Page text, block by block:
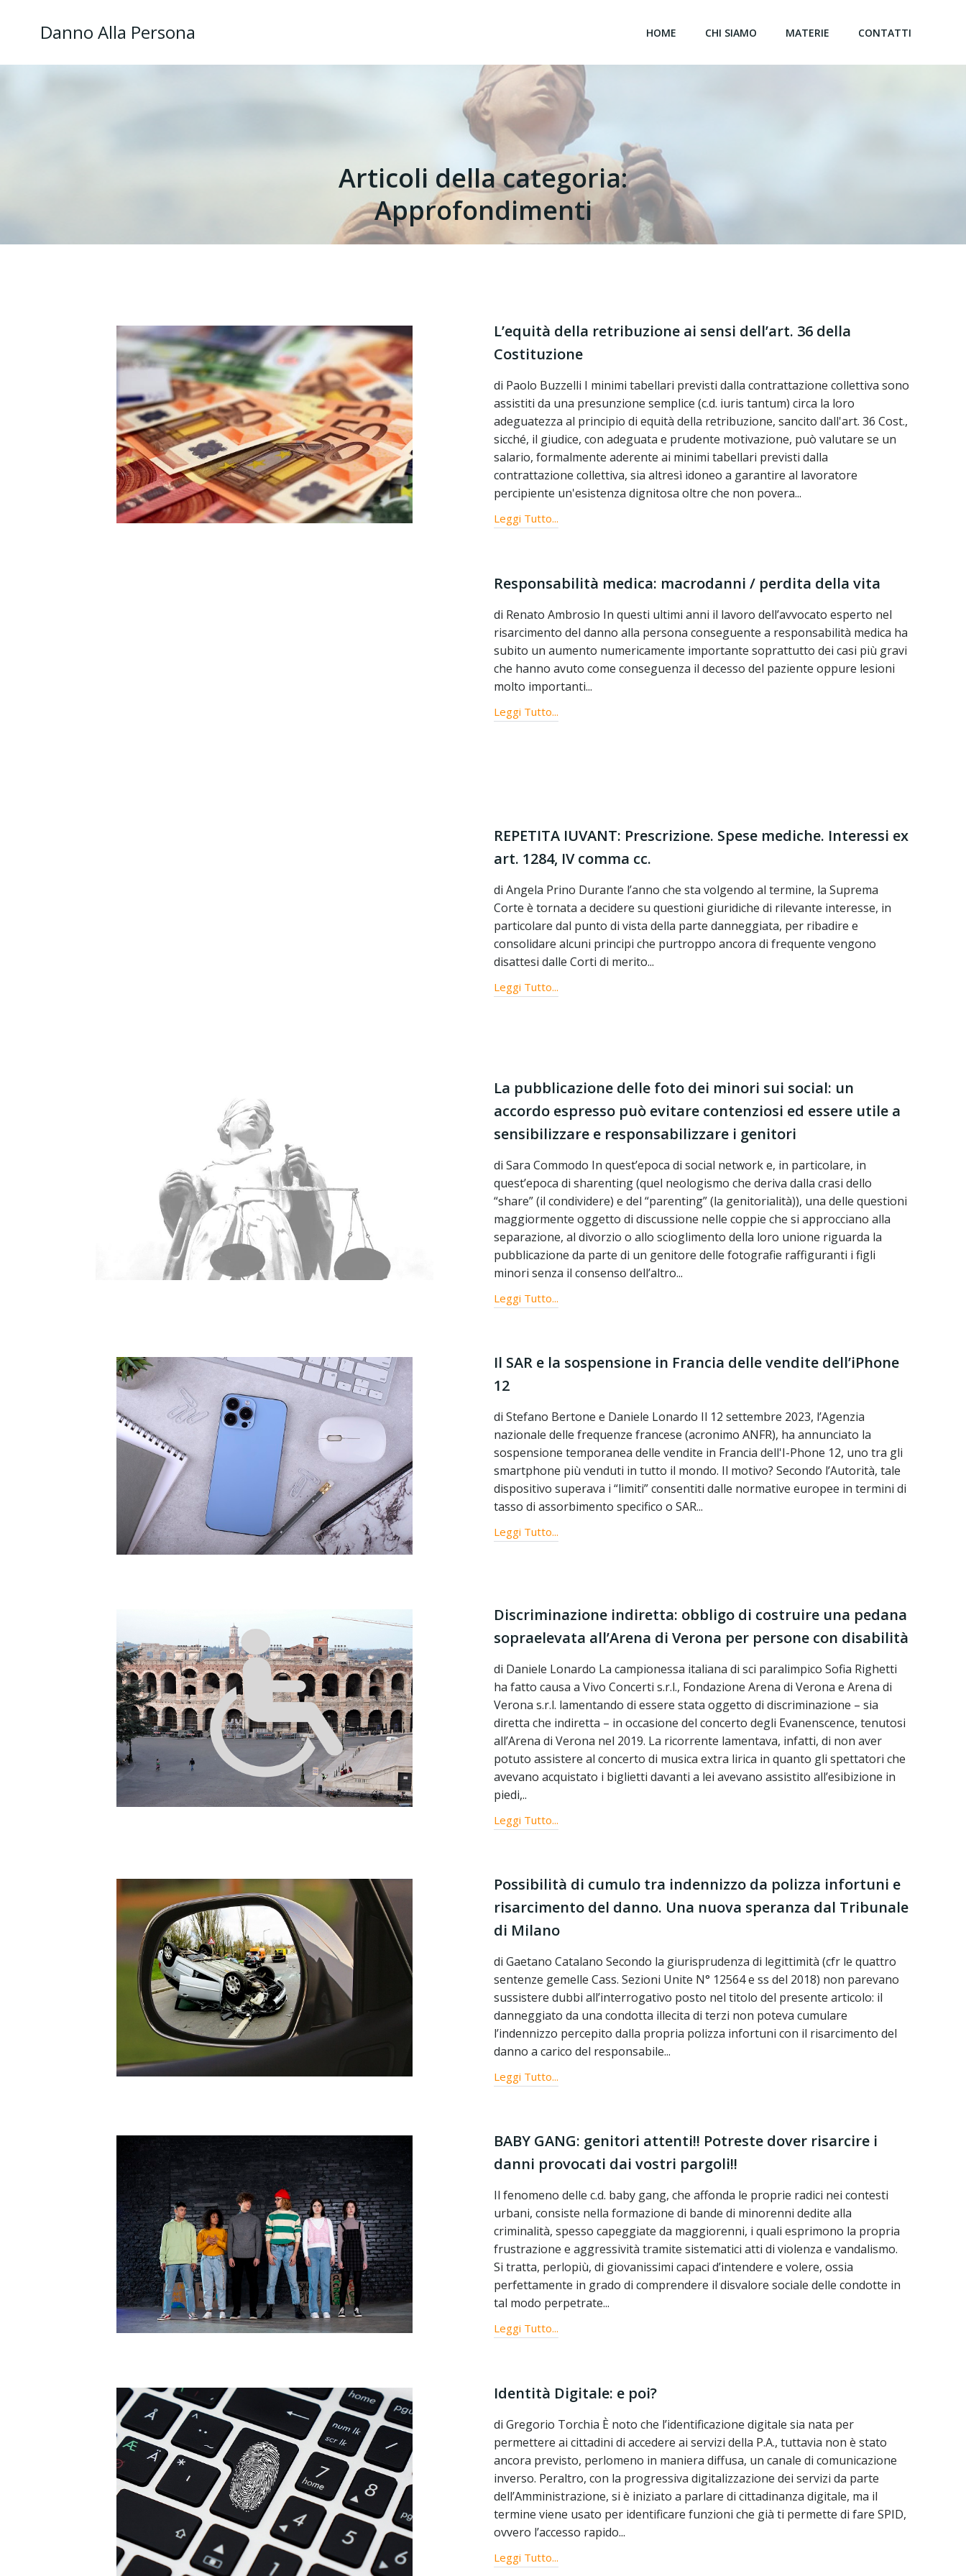
Danno Alla Persona HOME CHI SIAMO MATERIE CONTATTI
Articoli della categoria:
Approfondimenti
L’equità della retribuzione ai sensi dell’art. 36 della
Costituzione
di Paolo Buzzelli I minimi tabellari previsti dalla contrattazione collettiva sono
assistiti da una presunzione semplice (c.d. iuris tantum) circa la loro
adeguatezza al principio di equità della retribuzione, sancito dall'art. 36 Cost.,
sicché, il giudice, con adeguata e prudente motivazione, può valutare se un
salario, formalmente aderente ai minimi tabellari previsti dalla
contrattazione collettiva, sia altresì idoneo a garantire al lavoratore
percipiente un'esistenza dignitosa oltre che non povera...
Leggi Tutto...
Responsabilità medica: macrodanni / perdita della vita
di Renato Ambrosio In questi ultimi anni il lavoro dell’avvocato esperto nel
risarcimento del danno alla persona conseguente a responsabilità medica ha
subito un aumento numericamente importante soprattutto dei casi più gravi
che hanno avuto come conseguenza il decesso del paziente oppure lesioni
molto importanti...
Leggi Tutto...
REPETITA IUVANT: Prescrizione. Spese mediche. Interessi ex
art. 1284, IV comma cc.
di Angela Prino Durante l’anno che sta volgendo al termine, la Suprema
Corte è tornata a decidere su questioni giuridiche di rilevante interesse, in
particolare dal punto di vista della parte danneggiata, per ribadire e
consolidare alcuni principi che purtroppo ancora di frequente vengono
disattesi dalle Corti di merito...
Leggi Tutto...
La pubblicazione delle foto dei minori sui social: un
accordo espresso può evitare contenziosi ed essere utile a
sensibilizzare e responsabilizzare i genitori
di Sara Commodo In quest’epoca di social network e, in particolare, in
quest’epoca di sharenting (quel neologismo che deriva dalla crasi dello
“share” (il condividere) e del “parenting” (la genitorialità)), una delle questioni
maggiormente oggetto di discussione nelle coppie che si approcciano alla
separazione, al divorzio o allo scioglimento della loro unione riguarda la
pubblicazione da parte di un genitore delle fotografie raffiguranti i figli
minori senza il consenso dell’altro...
Leggi Tutto...
Il SAR e la sospensione in Francia delle vendite dell’iPhone
12
di Stefano Bertone e Daniele Lonardo Il 12 settembre 2023, l’Agenzia
nazionale delle frequenze francese (acronimo ANFR), ha annunciato la
sospensione temporanea delle vendite in Francia dell'I-Phone 12, uno tra gli
smartphone più venduti in tutto il mondo. Il motivo? Secondo l’Autorità, tale
dispositivo superava i “limiti” consentiti dalle normative europee in termini di
tasso di assorbimento specifico o SAR...
Leggi Tutto...
Discriminazione indiretta: obbligo di costruire una pedana
sopraelevata all’Arena di Verona per persone con disabilità
di Daniele Lonardo La campionessa italiana di sci paralimpico Sofia Righetti
ha fatto causa a Vivo Concerti s.r.l., Fondazione Arena di Verona e Arena di
Verona s.r.l. lamentando di essere stata oggetto di discriminazione – sia
diretta che indiretta – in occasione del concerto degli Evanenscence, tenutosi
all’Arena di Verona nel 2019. La ricorrente lamentava, infatti, di non aver
potuto assistere al concerto di musica extra lirica in quanto gli spettatori che
avevano acquistato i biglietti davanti a lei avevano assistito all’esibizione in
piedi,..
Leggi Tutto...
Possibilità di cumulo tra indennizzo da polizza infortuni e
risarcimento del danno. Una nuova speranza dal Tribunale
di Milano
di Gaetano Catalano Secondo la giurisprudenza di legittimità (cfr le quattro
sentenze gemelle Cass. Sezioni Unite N° 12564 e ss del 2018) non parevano
sussistere dubbi all’interrogativo posto nel titolo del presente articolo: il
danneggiato da una condotta illecita di terzi non poteva cumulare
l’indennizzo percepito dalla propria polizza infortuni con il risarcimento del
danno a carico del responsabile...
Leggi Tutto...
BABY GANG: genitori attenti!! Potreste dover risarcire i
danni provocati dai vostri pargoli!!
Il fenomeno delle c.d. baby gang, che affonda le proprie radici nei contesti
urbani, consiste nella formazione di bande di minorenni dedite alla
criminalità, spesso capeggiate da maggiorenni, i quali esprimono la propria
frustrazione e aggressività tramite sistematici atti di violenza e vandalismo.
Si tratta, perlopiù, di giovanissimi capaci d’intendere e volere, ossia
perfettamente in grado di comprendere il disvalore sociale delle condotte in
tal modo perpetrate...
Leggi Tutto...
Identità Digitale: e poi?
di Gregorio Torchia È noto che l’identificazione digitale sia nata per
permettere ai cittadini di accedere ai servizi della P.A., tuttavia non è stato
ancora previsto, perlomeno in maniera diffusa, un canale di comunicazione
inverso. Peraltro, con la progressiva digitalizzazione dei servizi da parte
dell’Amministrazione, si è iniziato a parlare di cittadinanza digitale, ma il
termine viene usato per identificare funzioni che già ti permette di fare SPID,
ovvero l’accesso rapido...
Leggi Tutto...